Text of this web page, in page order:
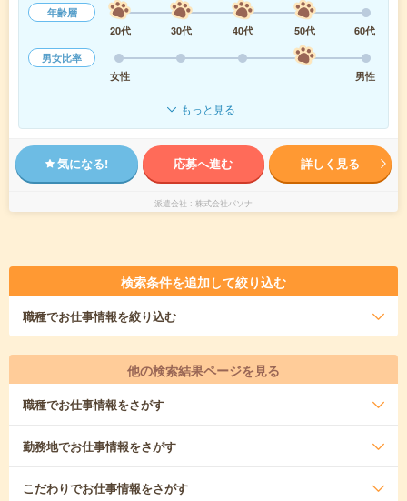
年齢層
20代
30代 40代 50代
60代
男女比率
女性
男性
もっと見る
気になる! 応募へ進む 詳しく見る
派遣会社 株式会社パソナ
検索条件を追加して絞り込む
職種でお仕事情報を絞り込む
他の検索結果ページを見る
職種でお仕事情報をさがす
勤務地でお仕事情報をさがす
こだわりでお仕事情報をさがす